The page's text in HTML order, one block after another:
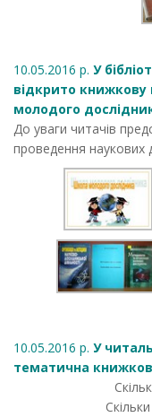
10.05.2016 р. У
відкрито
молодого
До уваги читачів
проведення наукових
10.05.2016 р. У
тематична